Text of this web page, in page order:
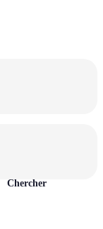
Chercher